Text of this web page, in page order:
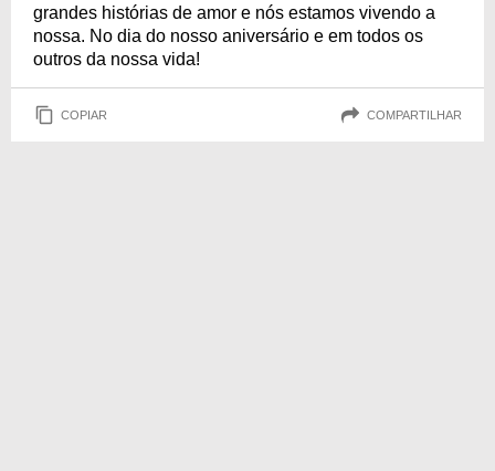
grandes histórias de amor e nós estamos vivendo a
nossa. No dia do nosso aniversário e em todos os
outros da nossa vida!
COPIAR COMPARTILHAR